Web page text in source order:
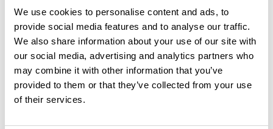
We use cookies to personalise content and ads, to
provide social media features and to analyse our traffic.
We also share information about your use of our site with
our social media, advertising and analytics partners who
may combine it with other information that you’ve
provided to them or that they’ve collected from your use
of their services.
Ajouter un avis
Découvrez ce parcours de vélo de 57,5 km à proximité de